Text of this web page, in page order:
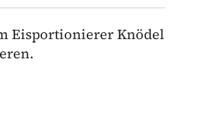
Eisportionierer Knödel